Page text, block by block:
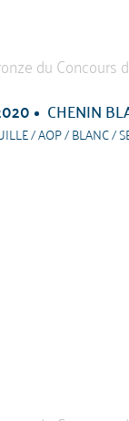
CHENIN
/ AOP / BLANC /